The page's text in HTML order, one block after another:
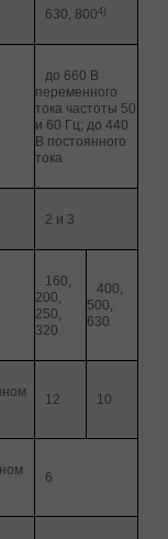
630, 8004)
до 660 В
переменного
тока частоты 50
и 60 Гц; до 440
В постоянного
тока
2 и 3
160,
200,
250,
320
400,
500,
630
12 10
6